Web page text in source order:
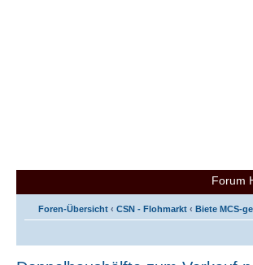
Forum
Foren-Übersicht ‹ CSN - Flohmarkt ‹ Biete MCS-